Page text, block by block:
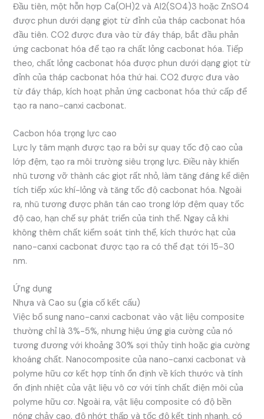
Đầu tiên, một hỗn hợp Ca(OH)2 và Al2(SO4)3 hoặc ZnSO4
được phun dưới dạng giọt từ đỉnh của tháp cacbonat hóa
đầu tiên. CO2 được đưa vào từ đáy tháp, bắt đầu phản
ứng cacbonat hóa để tạo ra chất lỏng cacbonat hóa. Tiếp
theo, chất lỏng cacbonat hóa được phun dưới dạng giọt từ
đỉnh của tháp cacbonat hóa thứ hai. CO2 được đưa vào
từ đáy tháp, kích hoạt phản ứng cacbonat hóa thứ cấp để
tạo ra nano-canxi cacbonat.
Cacbon hóa trọng lực cao
Lực ly tâm mạnh được tạo ra bởi sự quay tốc độ cao của
lớp đệm, tạo ra môi trường siêu trọng lực. Điều này khiến
nhũ tương vỡ thành các giọt rất nhỏ, làm tăng đáng kể diện
tích tiếp xúc khí-lỏng và tăng tốc độ cacbonat hóa. Ngoài
ra, nhũ tương được phân tán cao trong lớp đệm quay tốc
độ cao, hạn chế sự phát triển của tinh thể. Ngay cả khi
không thêm chất kiểm soát tinh thể, kích thước hạt của
nano-canxi cacbonat được tạo ra có thể đạt tới 15-30
nm.
Ứng dụng
Nhựa và Cao su (gia cố kết cấu)
Việc bổ sung nano-canxi cacbonat vào vật liệu composite
thường chỉ là 3%-5%, nhưng hiệu ứng gia cường của nó
tương đương với khoảng 30% sợi thủy tinh hoặc gia cường
khoáng chất. Nanocomposite của nano-canxi cacbonat và
polyme hữu cơ kết hợp tính ổn định về kích thước và tính
ổn định nhiệt của vật liệu vô cơ với tính chất điện môi của
polyme hữu cơ. Ngoài ra, vật liệu composite có độ bền
nóng chảy cao, độ nhớt thấp và tốc độ kết tinh nhanh, có